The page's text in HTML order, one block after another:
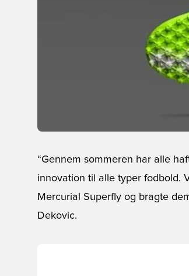
“Gennem sommeren har alle
innovation til alle typer fodbold.
Mercurial Superfly og bragte
Dekovic.